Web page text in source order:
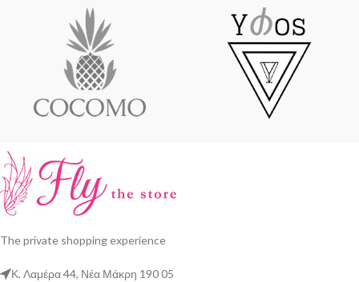
The private shopping experience
Κ. Λαμέρα 44, Νέα Μάκρη 190 05